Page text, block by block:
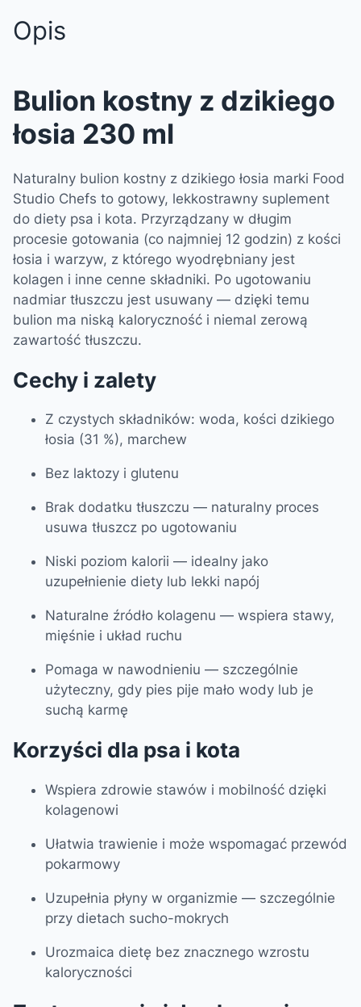
Opis
Bulion kostny z dzikiego
łosia 230 ml
Naturalny bulion kostny z dzikiego łosia marki Food
Studio Chefs to gotowy, lekkostrawny suplement
do diety psa i kota. Przyrządzany w długim
procesie gotowania (co najmniej 12 godzin) z kości
łosia i warzyw, z którego wyodrębniany jest
kolagen i inne cenne składniki. Po ugotowaniu
nadmiar tłuszczu jest usuwany — dzięki temu
bulion ma niską kaloryczność i niemal zerową
zawartość tłuszczu.
Cechy i zalety
Z czystych składników: woda, kości dzikiego
łosia (31 %), marchew
Bez laktozy i glutenu
Brak dodatku tłuszczu — naturalny proces
usuwa tłuszcz po ugotowaniu
Niski poziom kalorii — idealny jako
uzupełnienie diety lub lekki napój
Naturalne źródło kolagenu — wspiera stawy,
mięśnie i układ ruchu
Pomaga w nawodnieniu — szczególnie
użyteczny, gdy pies pije mało wody lub je
suchą karmę
Korzyści dla psa i kota
Wspiera zdrowie stawów i mobilność dzięki
kolagenowi
Ułatwia trawienie i może wspomagać przewód
pokarmowy
Uzupełnia płyny w organizmie — szczególnie
przy dietach sucho-mokrych
Urozmaica dietę bez znacznego wzrostu
kaloryczności